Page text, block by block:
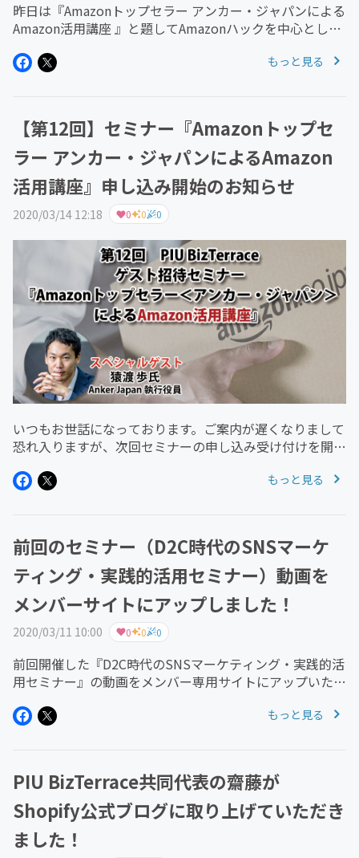
昨日は『Amazonトップセラー アンカー・ジャパンによる
Amazon活用講座 』と題してAmazonハックを中心とした
ャパン執行役員の猿渡歩氏をお招きし、Amazonトップセ
もっと見る
【第12回】セミナー『Amazonトップセ
ラー アンカー・ジャパンによるAmazon
活用講座』申し込み開始のお知らせ
2020/03/14 12:18 0 0 0
いつもお世話になっております。ご案内が遅くなりまして
恐れ入りますが、次回セミナーの申し込み受け付けを開始
24日(火)ゲスト招待セミナー『Amazonトップセラー アン
もっと見る
前回のセミナー（D2C時代のSNSマーケ
ティング・実践的活用セミナー）動画を
メンバーサイトにアップしました！
2020/03/11 10:00 0 0 0
前回開催した『D2C時代のSNSマーケティング・実践的活
用セミナー』の動画をメンバー専用サイトにアップいたし
の著者で株式会社ホットリンクCMO飯髙 悠太氏をお招き
もっと見る
PIU BizTerrace共同代表の齋藤が
Shopify公式ブログに取り上げていただき
ました！